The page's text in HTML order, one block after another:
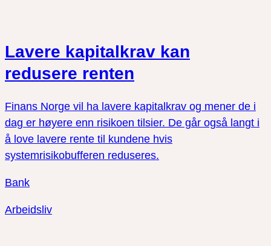
Lavere kapitalkrav kan
redusere renten
Finans Norge vil ha lavere kapitalkrav og mener de i
dag er høyere enn risikoen tilsier. De går også langt i
å love lavere rente til kundene hvis
systemrisikobufferen reduseres.
Bank
Arbeidsliv